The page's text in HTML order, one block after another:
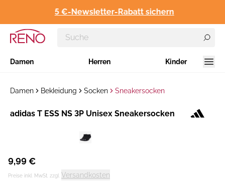
5 €-Newsletter-Rabatt sichern
Damen Herren Kinder
Damen Bekleidung Socken Sneakersocken
Hersteller:
adidas T ESS NS 3P Unisex Sneakersocken
9,99 €
Preise inkl. MwSt. zzgl. Versandkosten